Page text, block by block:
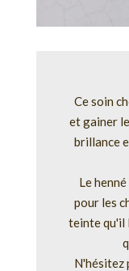
Ce soin
et gainer
brillance
Le
pour les
teinte qu'il
N'hésitez